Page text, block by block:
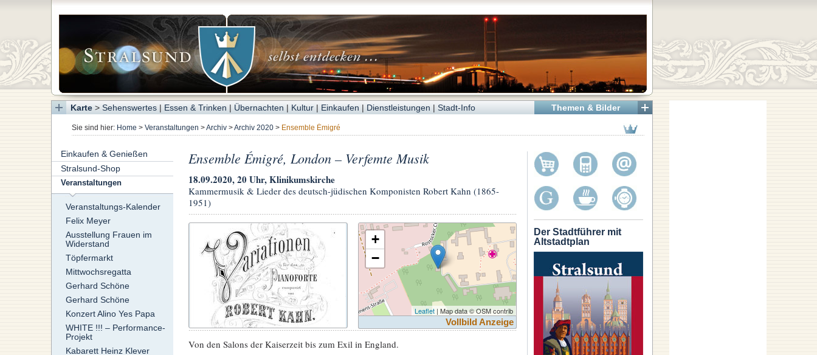
Themen & Bilder
Karte> Sehenswertes| Essen & Trinken | Übernachten | Kultur| Einkaufen | Dienstleistungen | Stadt-Info
Sie sind hier: Home > Veranstaltungen >Archiv>Archiv 2020> Ensemble Émigré
Einkaufen & Genießen
Stralsund-Shop
Veranstaltungen
Veranstaltungs-Kalender
Felix Meyer
Ausstellung Frauen im
Widerstand
Töpfermarkt
Mittwochsregatta
Gerhard Schöne
Gerhard Schöne
Konzert Alino Yes Papa
WHITE !!! – Performance-
Projekt
Kabarett Heinz Klever
Der Stadtführer mit
Altstadtplan
Ensemble Émigré, London – Verfemte Musik
18.09.2020, 20 Uhr, Klinikumskirche
Kammermusik & Lieder des deutsch-jüdischen Komponisten Robert Kahn (1865-
1951)
+
−
Leaflet| Map data © OSM contrib
Vollbild Anzeige
Von den Salons der Kaiserzeit bis zum Exil in England.